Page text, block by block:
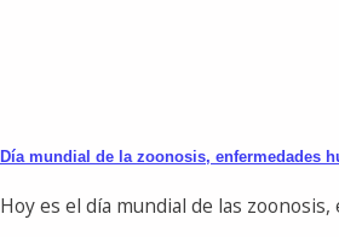
Día mundial de la zoonosis, enfermedades
Hoy es el día mundial de las